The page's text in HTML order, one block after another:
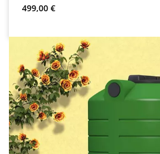
Normaali hinta:
499,00 €